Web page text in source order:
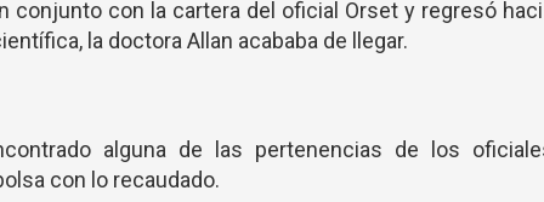
conjunto con la cartera del oficial Orset y regresó
la doctora Allan acababa de llegar.
alguna de las pertenencias de los
con lo recaudado.